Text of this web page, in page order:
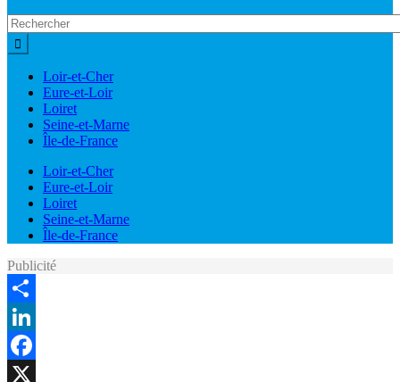
Loir-et-Cher
Eure-et-Loir
Loiret
Seine-et-Marne
Île-de-France
Loir-et-Cher
Eure-et-Loir
Loiret
Seine-et-Marne
Île-de-France
Publicité
Share
LinkedIn
Facebook